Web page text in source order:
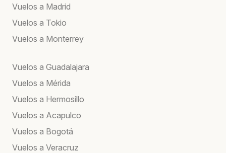
Vuelos a Madrid
Vuelos a Tokio
Vuelos a Monterrey
Vuelos a Guadalajara
Vuelos a Mérida
Vuelos a Hermosillo
Vuelos a Acapulco
Vuelos a Bogotá
Vuelos a Veracruz